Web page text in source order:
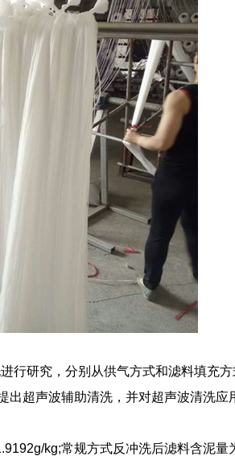
行研究，分别从供气方式和滤料填充方
出超声波辅助清洗，并对超声波清洗应
kg;常规方式反冲洗后滤料含泥量